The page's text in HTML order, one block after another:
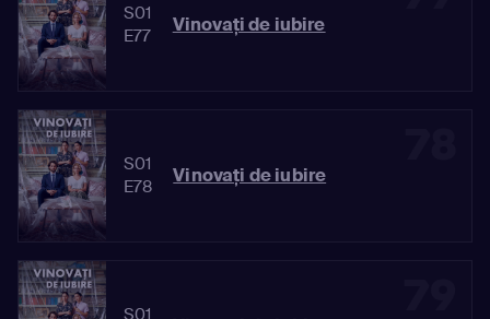
S01
E77
Vinovaţi de iubire
S01
E78
Vinovaţi de iubire
S01